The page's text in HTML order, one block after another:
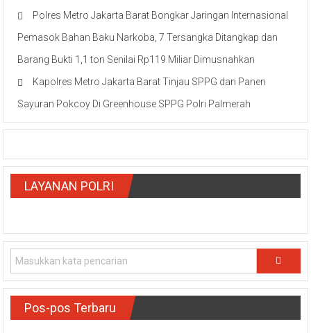
Polres Metro Jakarta Barat Bongkar Jaringan Internasional
Pemasok Bahan Baku Narkoba, 7 Tersangka Ditangkap dan
Barang Bukti 1,1 ton Senilai Rp119 Miliar Dimusnahkan
Kapolres Metro Jakarta Barat Tinjau SPPG dan Panen
Sayuran Pokcoy Di Greenhouse SPPG Polri Palmerah
LAYANAN POLRI
Pos-pos Terbaru